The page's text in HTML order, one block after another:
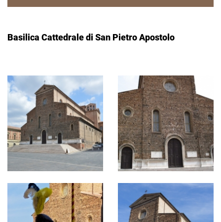
Basilica Cattedrale di San Pietro Apostolo